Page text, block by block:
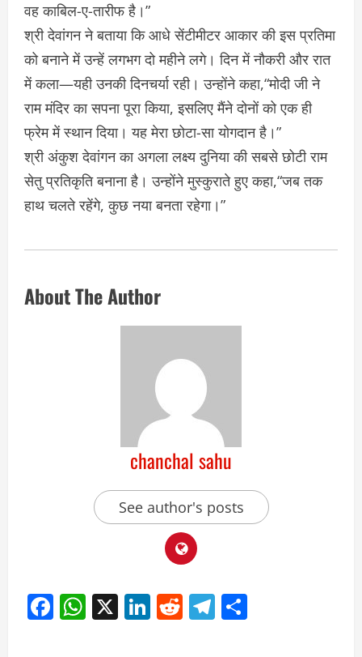
वह काबिल-ए-तारीफ है।”
श्री देवांगन ने बताया कि आधे सेंटीमीटर आकार की इस प्रतिमा
को बनाने में उन्हें लगभग दो महीने लगे। दिन में नौकरी और रात
में कला—यही उनकी दिनचर्या रही। उन्होंने कहा,“मोदी जी ने
राम मंदिर का सपना पूरा किया, इसलिए मैंने दोनों को एक ही
फ्रेम में स्थान दिया। यह मेरा छोटा-सा योगदान है।”
श्री अंकुश देवांगन का अगला लक्ष्य दुनिया की सबसे छोटी राम
सेतु प्रतिकृति बनाना है। उन्होंने मुस्कुराते हुए कहा,“जब तक
हाथ चलते रहेंगे, कुछ नया बनता रहेगा।”
About The Author
chanchal sahu
See author's posts
Facebook
WhatsApp
X LinkedIn
RedditTelegram